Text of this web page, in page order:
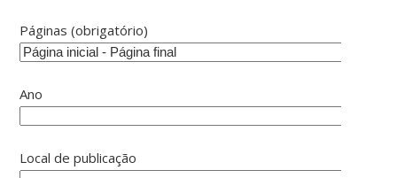
Páginas (obrigatório)
Ano
Local de publicação